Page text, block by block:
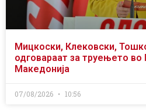
Мицкоски, Клековски,
одговараат за труењето во
Македонија
07/08/2026 10:56